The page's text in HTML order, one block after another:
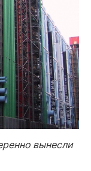
вынесли